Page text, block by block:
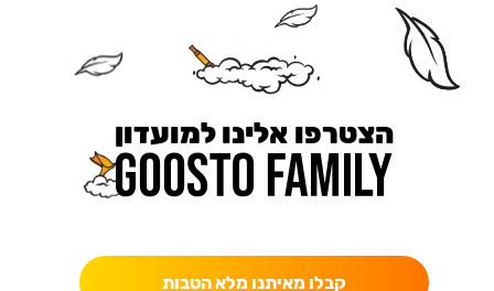
הצטרפו אלינו למועדון
קבלו מאיתנו מלא הטבות